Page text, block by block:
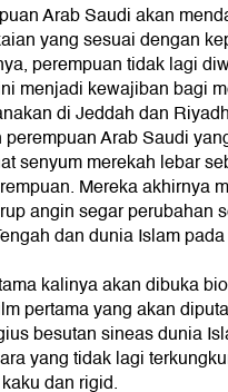
Arab Saudi akan
yang sesuai dengan
perempuan tidak lagi
menjadi kewajiban bagi
di Jeddah dan
Arab Saudi
senyum merekah lebar
Mereka akhirnya
angin segar perubahan
dan dunia Islam
kalinya akan dibuka
pertama yang akan
besutan sineas dunia
yang tidak lagi
dan rigid.